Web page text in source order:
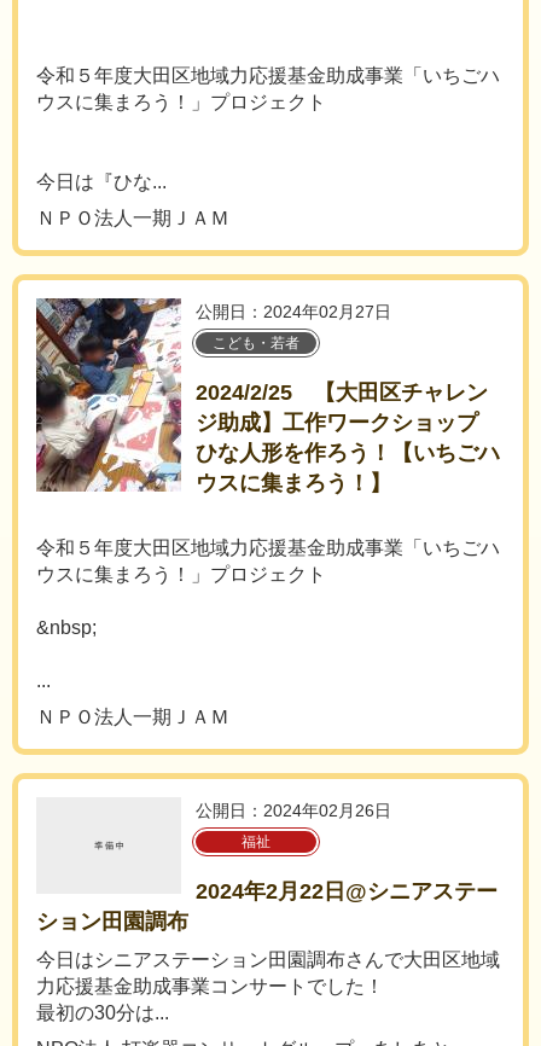
令和５年度大田区地域力応援基金助成事業「いちごハ
ウスに集まろう！」プロジェクト
今日は『ひな...
ＮＰＯ法人一期ＪＡＭ
公開日：2024年02月27日
こども・若者
2024/2/25 【大田区チャレン
ジ助成】工作ワークショップ
ひな人形を作ろう！【いちごハ
ウスに集まろう！】
令和５年度大田区地域力応援基金助成事業「いちごハ
ウスに集まろう！」プロジェクト
&nbsp;
...
ＮＰＯ法人一期ＪＡＭ
公開日：2024年02月26日
福祉
2024年2月22日@シニアステー
ション田園調布
今日はシニアステーション田園調布さんで大田区地域
力応援基金助成事業コンサートでした！
最初の30分は...